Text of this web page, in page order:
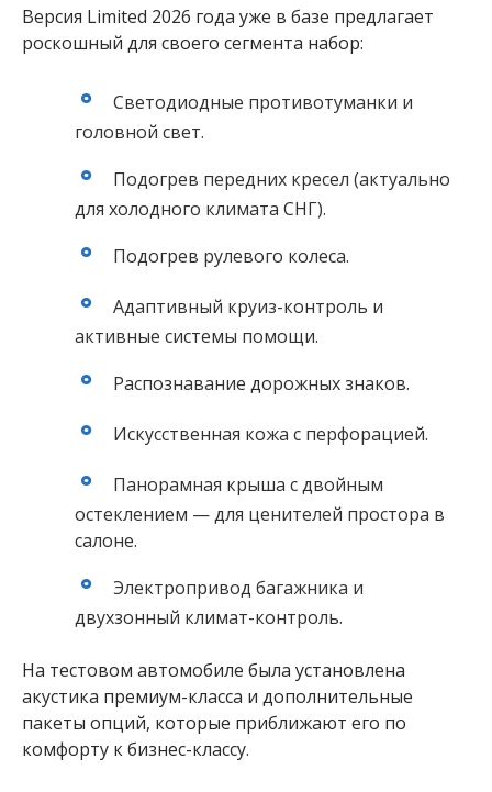
Версия Limited 2026 года уже в базе предлагает
роскошный для своего сегмента набор:
Светодиодные противотуманки и
головной свет.
Подогрев передних кресел (актуально
для холодного климата СНГ).
Подогрев рулевого колеса.
Адаптивный круиз-контроль и
активные системы помощи.
Распознавание дорожных знаков.
Искусственная кожа с перфорацией.
Панорамная крыша с двойным
остеклением — для ценителей простора в
салоне.
Электропривод багажника и
двухзонный климат-контроль.
На тестовом автомобиле была установлена
акустика премиум-класса и дополнительные
пакеты опций, которые приближают его по
комфорту к бизнес-классу.